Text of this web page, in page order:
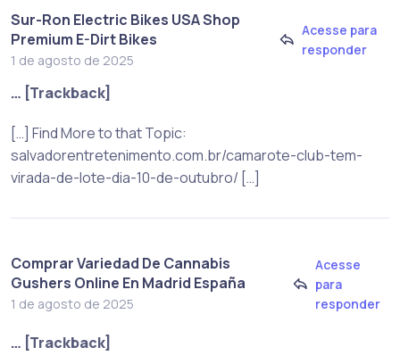
Sur-Ron Electric Bikes USA Shop
Premium E-Dirt Bikes
1 de agosto de 2025
Acesse para
responder
… [Trackback]
[…] Find More to that Topic:
salvadorentretenimento.com.br/camarote-club-tem-
virada-de-lote-dia-10-de-outubro/ […]
Comprar Variedad De Cannabis
Gushers Online En Madrid España
1 de agosto de 2025
Acesse
para
responder
… [Trackback]